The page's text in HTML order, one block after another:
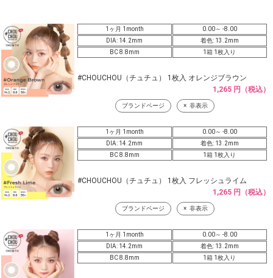
1ヶ月 1month
0.00～ -8.00
DIA: 14.2mm
着色: 13.2mm
BC 8.8mm
1箱 1枚入り
#CHOUCHOU（チュチュ） 1枚入 オレンジブラウン
1,265 円（税込）
ブランドページ 非表示
1ヶ月 1month
0.00～ -8.00
DIA: 14.2mm
着色: 13.2mm
BC 8.8mm
1箱 1枚入り
#CHOUCHOU（チュチュ） 1枚入 フレッシュライム
1,265 円（税込）
ブランドページ 非表示
1ヶ月 1month
0.00～ -8.00
DIA: 14.2mm
着色: 13.2mm
BC 8.8mm
1箱 1枚入り